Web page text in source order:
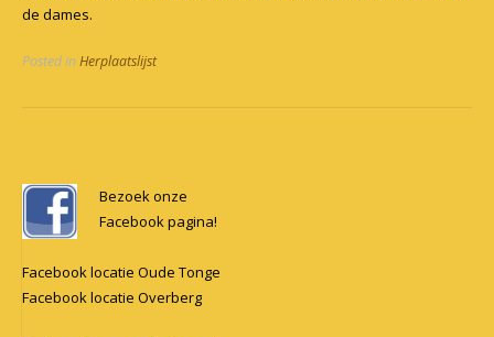
de dames.
Posted inHerplaatslijst
navigation
Bezoek onze
Facebook pagina!
Facebook locatie Oude Tonge
Facebook locatie Overberg